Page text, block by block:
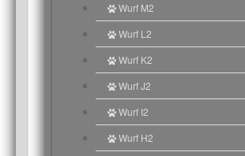
Wurf M2
Wurf L2
Wurf K2
Wurf J2
Wurf I2
Wurf H2